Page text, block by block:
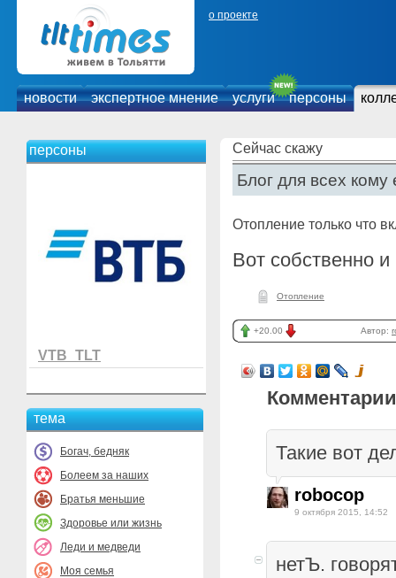
о проекте
новости экспертное мнение услуги персоны
персоны
VTB_TLT
тема
Богач, бедняк
Болеем за наших
Братья меньшие
Здоровье или жизнь
Леди и медведи
Моя семья
Сейчас скажу
Блог для всех кому
Отопление только что
Вот собственно
Отопление
+20.00 Автор:
Такие вот
robocop
9 октября 2015, 14:52
нетЪ.